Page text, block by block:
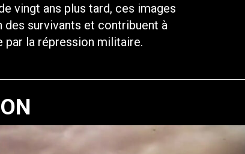
vingt ans plus tard, ces images
des survivants et contribuent à
par la répression militaire.